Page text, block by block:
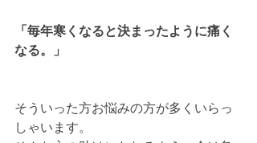
「毎年寒くなると決まったように痛く
なる。」
そういった方お悩みの方が多くいらっ
しゃいます。